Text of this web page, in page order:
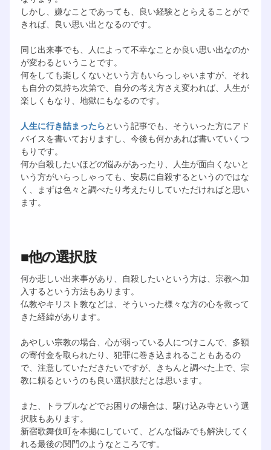
しかし、嫌なことであっても、良い経験ととらえることがで
きれば、良い思い出となるのです。
同じ出来事でも、人によって不幸なことか良い思い出なのか
が変わるということです。
何をしても楽しくないという方もいらっしゃいますが、それ
も自分の気持ち次第で、自分の考え方さえ変われば、人生が
楽しくもなり、地獄にもなるのです。
人生に行き詰まったらという記事でも、そういった方にアド
バイスを書いておりますし、今後も何かあれば書いていくつ
もりです。
何か自殺したいほどの悩みがあったり、人生が面白くないと
いう方がいらっしゃっても、安易に自殺するというのではな
く、まずは色々と調べたり考えたりしていただければと思い
ます。
■他の選択肢
何か悲しい出来事があり、自殺したいという方は、宗教へ加
入するという方法もあります。
仏教やキリスト教などは、そういった様々な方の心を救って
きた経緯があります。
あやしい宗教の場合、心が弱っている人につけこんで、多額
の寄付金を取られたり、犯罪に巻き込まれることもあるの
で、注意していただきたいですが、きちんと調べた上で、宗
教に頼るというのも良い選択肢だとは思います。
また、トラブルなどでお困りの場合は、駆け込み寺という選
択肢もあります。
新宿歌舞伎町を本拠にしていて、どんな悩みでも解決してく
れる最後の関門のようなところです。